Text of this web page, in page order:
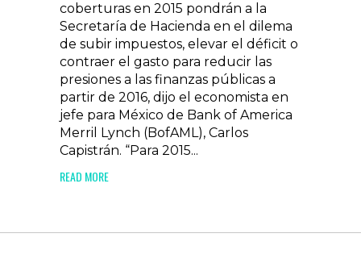
coberturas en 2015 pondrán a la
Secretaría de Hacienda en el dilema
de subir impuestos, elevar el déficit o
contraer el gasto para reducir las
presiones a las finanzas públicas a
partir de 2016, dijo el economista en
jefe para México de Bank of America
Merril Lynch (BofAML), Carlos
Capistrán. “Para 2015...
READ MORE